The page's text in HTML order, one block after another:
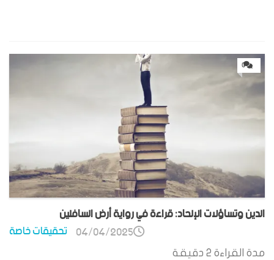
0
الدين وتساؤلات الإلحاد: قراءة في رواية أرض السافلين
تحقيقات خاصة 04/04/2025
مدة القراءة 2 دقيقة